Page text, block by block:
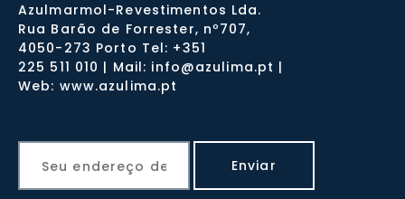
Azulmarmol-Revestimentos Lda.
Rua Barão de Forrester, nº707,
4050-273 Porto Tel: +351
225 511 010 | Mail: info@azulima.pt |
Web: www.azulima.pt